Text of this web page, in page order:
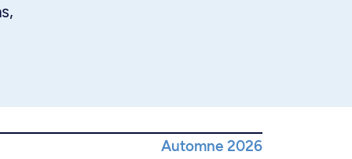
Automne 2026